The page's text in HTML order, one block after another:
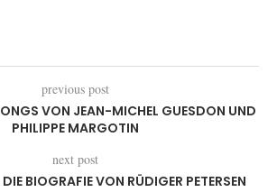
previous post
VON JEAN-MICHEL GUESDON UND
PHILIPPE MARGOTIN
next post
BIOGRAFIE VON RÜDIGER PETERSEN